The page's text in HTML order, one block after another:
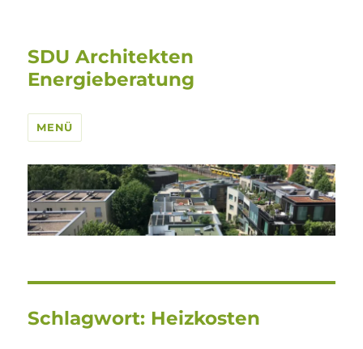
SDU Architekten
Energieberatung
MENÜ
Schlagwort: Heizkosten